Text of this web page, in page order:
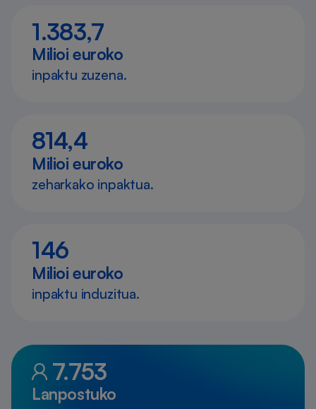
1.383,7
Milioi euroko
inpaktu zuzena.
814,4
Milioi euroko
zeharkako inpaktua.
146
Milioi euroko
inpaktu induzitua.
7.753
Lanpostuko